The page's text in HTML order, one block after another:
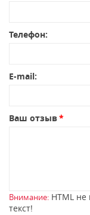
Телефон:
E-mail:
Ваш отзыв
Внимание: HTML
текст!